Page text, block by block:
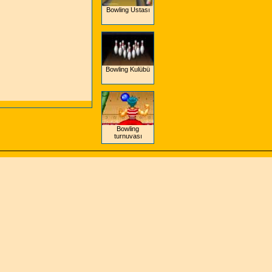
Bowling Ustası
Bowling Kulübü
Bowling
turnuvası